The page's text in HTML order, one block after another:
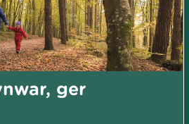
ger